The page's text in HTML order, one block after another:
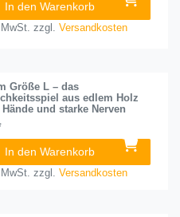
In den Warenkorb
zzgl.Versandkosten
Größe L – das
aus edlem Holz
und starke Nerven
In den Warenkorb
zzgl.Versandkosten